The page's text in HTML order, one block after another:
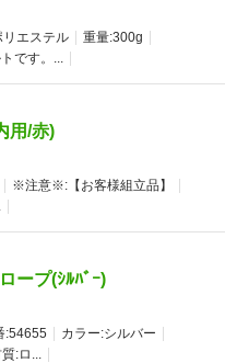
リエステル
重量:300g
です。...
用/赤)
※注意※:【お客様組立品】
ープ(ｼﾙﾊﾞｰ)
:54655
カラー:シルバー
:ロ...